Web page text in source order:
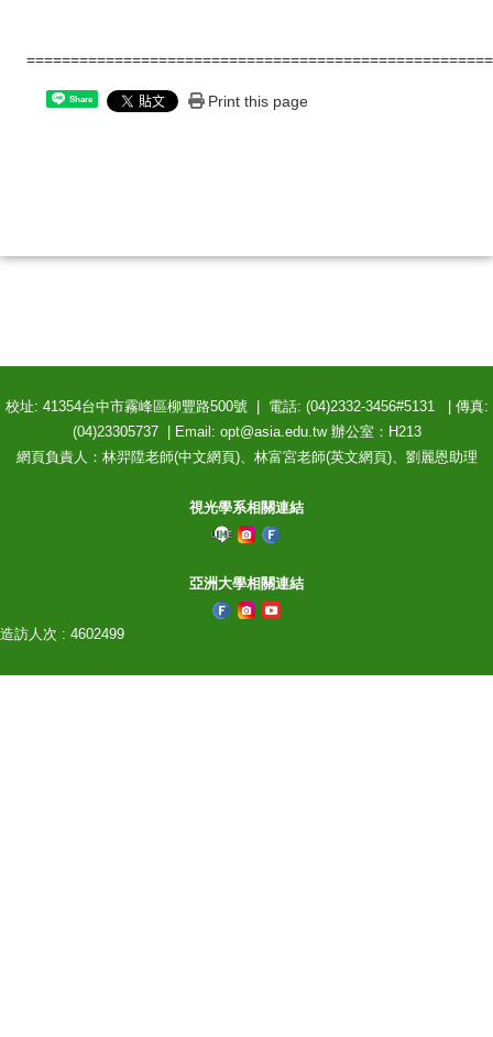
Share Print this page
校址: 41354台中市霧峰區柳豐路500號 | 電話: (04)2332-3456#5131 | 傳真:
(04)23305737 | Email: opt@asia.edu.tw 辦公室：H213
網頁負責人：林羿陞老師(中文網頁)、林富宮老師(英文網頁)、劉麗恩助理
視光學系相關連結
亞洲大學相關連結
造訪人次 : 4602499